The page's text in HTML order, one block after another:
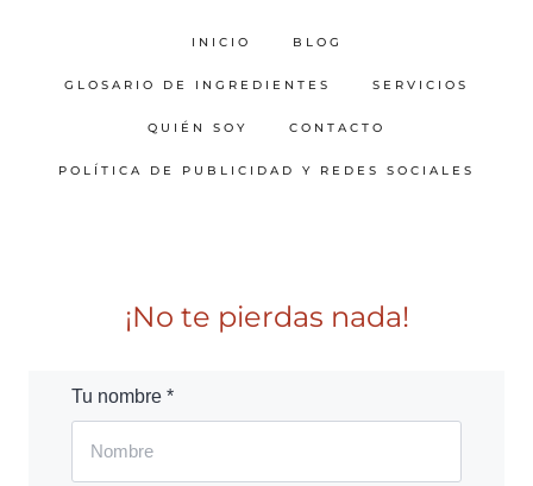
INICIO BLOG
GLOSARIO DE INGREDIENTES SERVICIOS
QUIÉN SOY CONTACTO
POLÍTICA DE PUBLICIDAD Y REDES SOCIALES
¡No te pierdas nada!
Tu nombre *